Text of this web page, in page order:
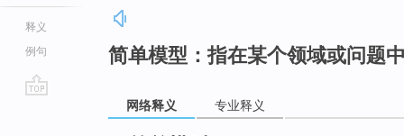
释义
例句
简单模型：指在某个领域或问题
网络释义 专业释义